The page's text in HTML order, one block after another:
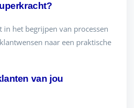
het begrijpen van processen
naar een praktische
van jou